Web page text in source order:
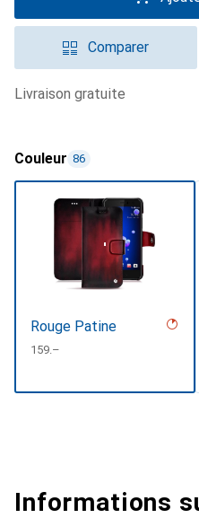
Comparer
livraison gratuite
Couleur 86
Rouge Patine
CHF
159.–
Informations